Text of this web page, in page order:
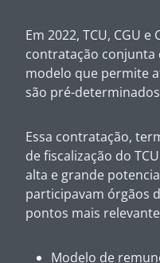
Em 2022, TCU, CGU
contratação conjunta
modelo que permite
são pré-
Essa contratação,
de fiscalização do
alta e grande
participavam órgãos
pontos mais
Modelo de